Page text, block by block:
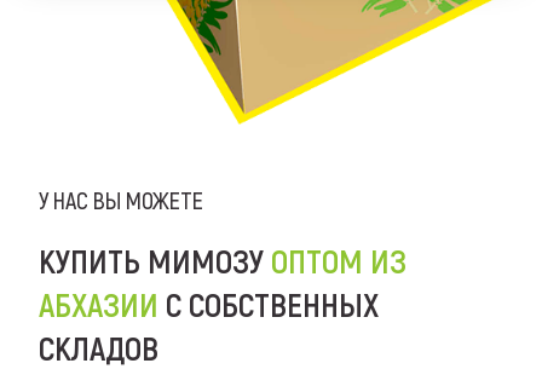
У НАС ВЫ МОЖЕТЕ
КУПИТЬ МИМОЗУ ОПТОМ ИЗ
АБХАЗИИ С СОБСТВЕННЫХ
СКЛАДОВ